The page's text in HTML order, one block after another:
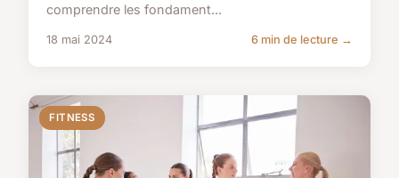
comprendre les fondament...
18 mai 2024 6 min de lecture →
FITNESS